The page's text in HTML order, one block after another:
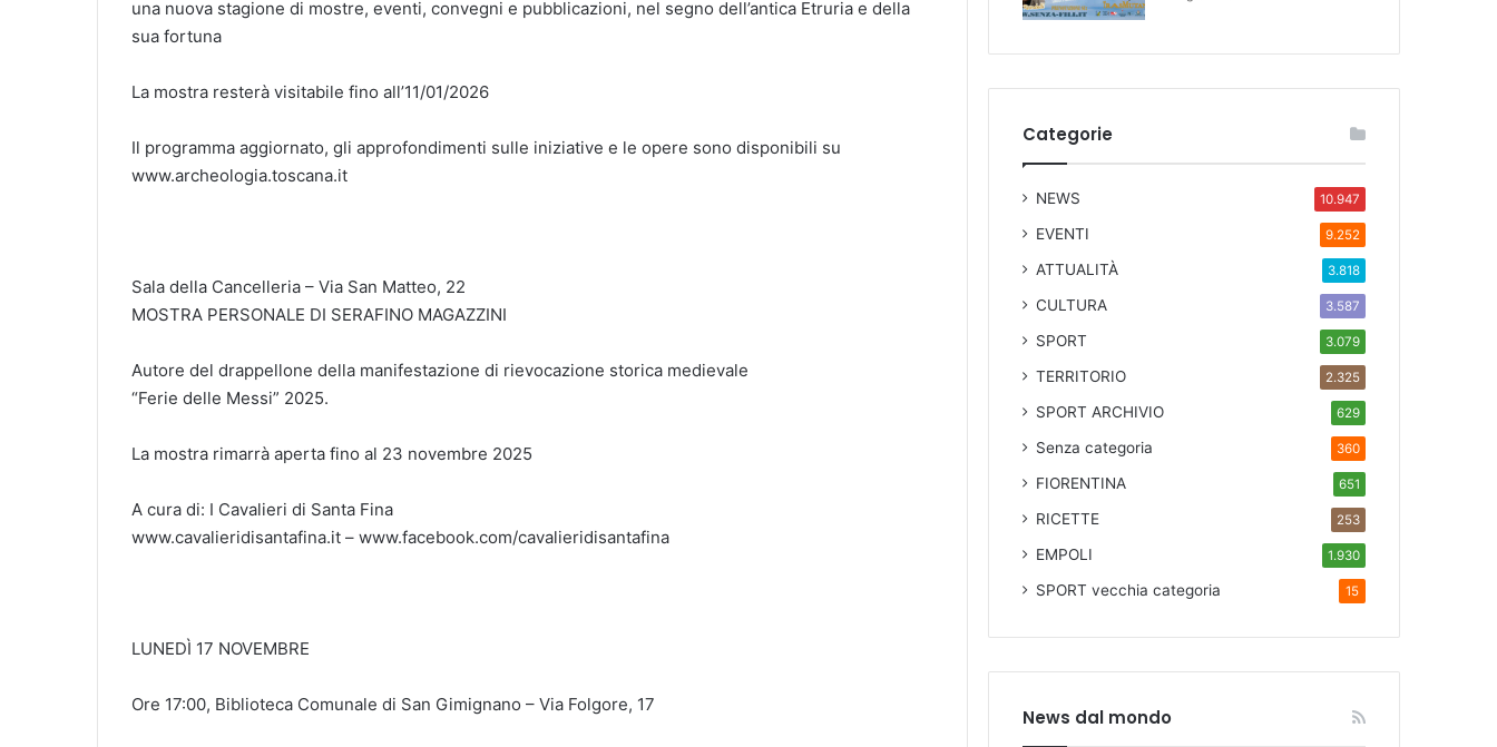
una nuova stagione di mostre, eventi, convegni e pubblicazioni, nel segno dell’antica Etruria e della
sua fortuna
La mostra resterà visitabile fino all’11/01/2026
Il programma aggiornato, gli approfondimenti sulle iniziative e le opere sono disponibili su
www.archeologia.toscana.it
Sala della Cancelleria – Via San Matteo, 22
MOSTRA PERSONALE DI SERAFINO MAGAZZINI
Autore del drappellone della manifestazione di rievocazione storica medievale
“Ferie delle Messi” 2025.
La mostra rimarrà aperta fino al 23 novembre 2025
A cura di: I Cavalieri di Santa Fina
www.cavalieridisantafina.it – www.facebook.com/cavalieridisantafina
LUNEDÌ 17 NOVEMBRE
Ore 17:00, Biblioteca Comunale di San Gimignano – Via Folgore, 17
Categorie
NEWS 10.947
EVENTI 9.252
ATTUALITÀ 3.818
CULTURA 3.587
SPORT 3.079
TERRITORIO 2.325
SPORT ARCHIVIO 629
Senza categoria 360
FIORENTINA 651
RICETTE 253
EMPOLI 1.930
SPORTvecchia categoria 15
News dal mondo